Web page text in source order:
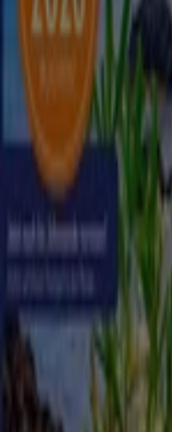
Aldi Nord Reisen
Große
Läuft am 31.8. ab
Aldi Süd Reisen
Läuft am 31.8. ab
Andere
Reisen und